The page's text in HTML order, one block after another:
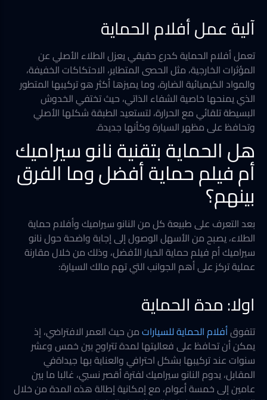
آلية عمل أفلام الحماية
تعمل أفلام الحماية كدرع حقيقي يعزل الطلاء الأصلي عن
المؤثرات الخارجية، مثل الحصى المتطاير، الاحتكاكات الخفيفة،
والمواد الكيميائية الضارة، وما يميزها أكثر هو تركيبها المتطور
الذي يمنحها خاصية الشفاء الذاتي، حيث تختفي الخدوش
البسيطة تلقائي مع الحرارة، لتستعيد الطبقة شكلها الأصلي
وتحافظ على مظهر السيارة وكأنها جديدة.
هل الحماية بتقنية نانو سيراميك
أم فيلم حماية أفضل وما الفرق
بينهم؟
بعد التعرف على طبيعة كل من النانو سيراميك وأفلام حماية
الطلاء، يصبح من الأسهل الوصول إلى إجابة واضحة حول نانو
سيراميك أم فيلم حماية الخيار الأفضل، وذلك من خلال مقارنة
عملية تركز على أهم الجوانب التي تهم مالك السيارة:
اولا: مدة الحماية
تتفوقأفلام الحماية للسياراتمن حيث العمر الافتراضي، إذ
يمكن أن تحافظ على فعاليتها لمدة تتراوح بين خمس وعشر
سنوات عند تركيبها بشكل احترافي والعناية بها جيداةفي
المقابل، يدوم النانو سيراميك لفترة أقصر نسبي، غالبا ما بين
عامين إلى خمسة أعوام، مع إمكانية إطالة هذه المدة من خلال